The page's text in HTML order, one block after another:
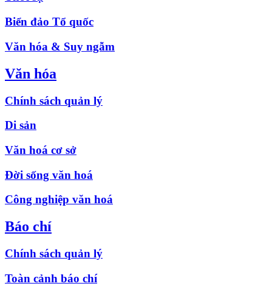
Biển đảo Tổ quốc
Văn hóa & Suy ngẫm
Văn hóa
Chính sách quản lý
Di sản
Văn hoá cơ sở
Đời sống văn hoá
Công nghiệp văn hoá
Báo chí
Chính sách quản lý
Toàn cảnh báo chí